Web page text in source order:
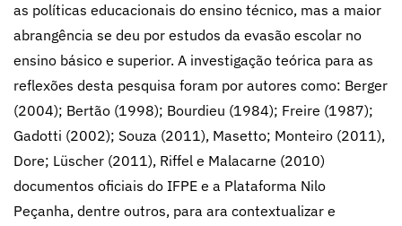
as políticas educacionais do ensino técnico, mas a maior
abrangência se deu por estudos da evasão escolar no
ensino básico e superior. A investigação teórica para as
reflexões desta pesquisa foram por autores como: Berger
(2004); Bertão (1998); Bourdieu (1984); Freire (1987);
Gadotti (2002); Souza (2011), Masetto; Monteiro (2011),
Dore; Lüscher (2011), Riffel e Malacarne (2010)
documentos oficiais do IFPE e a Plataforma Nilo
Peçanha, dentre outros, para ara contextualizar e